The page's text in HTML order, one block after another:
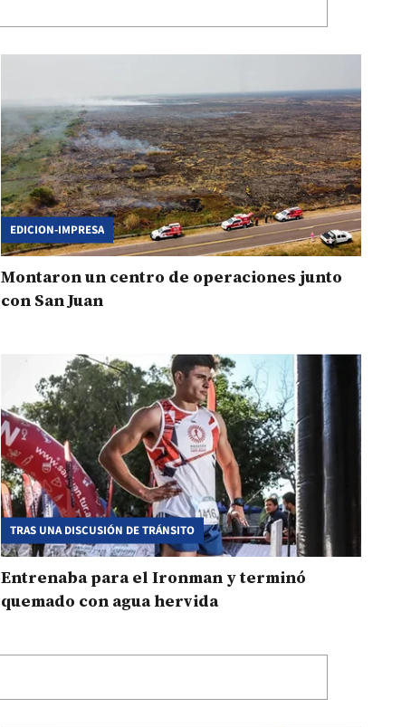
EDICION-IMPRESA
Montaron un centro de operaciones junto
con San Juan
TRAS UNA DISCUSIÓN DE TRÁNSITO
Entrenaba para el Ironman y terminó
quemado con agua hervida